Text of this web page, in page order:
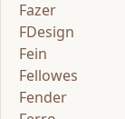
Fazer
FDesign
Fein
Fellowes
Fender